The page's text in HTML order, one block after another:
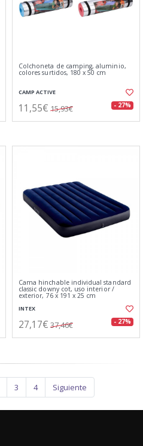
Colchoneta de camping, aluminio,
colores surtidos, 180 x 50 cm
CAMP ACTIVE
11,55€ 15,93€ - 27%
Cama hinchable individual standard
classic downy cot, uso interior /
exterior, 76 x 191 x 25 cm
INTEX
27,17€ 37,46€ - 27%
3 4 Siguiente